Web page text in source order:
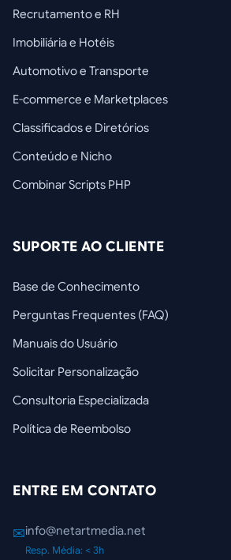
Recrutamento e RH
Imobiliária e Hotéis
Automotivo e Transporte
E-commerce e Marketplaces
Classificados e Diretórios
Conteúdo e Nicho
Combinar Scripts PHP
SUPORTE AO CLIENTE
Base de Conhecimento
Perguntas Frequentes (FAQ)
Manuais do Usuário
Solicitar Personalização
Consultoria Especializada
Política de Reembolso
ENTRE EM CONTATO
✉info@netartmedia.net
Resp. Média: < 3h